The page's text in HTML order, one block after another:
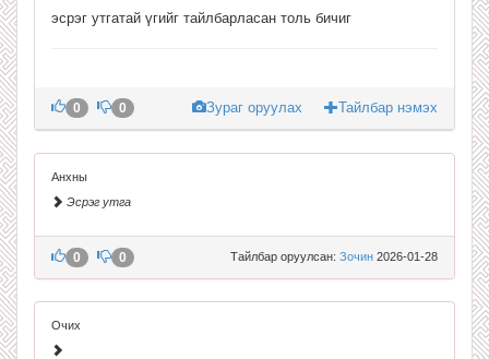
эсрэг утгатай үгийг тайлбарласан толь бичиг
Зураг оруулах Тайлбар нэмэх
0 0
Анхны
Эсрэг утга
Тайлбар оруулсан: Зочин 2026-01-28
0 0
Очих